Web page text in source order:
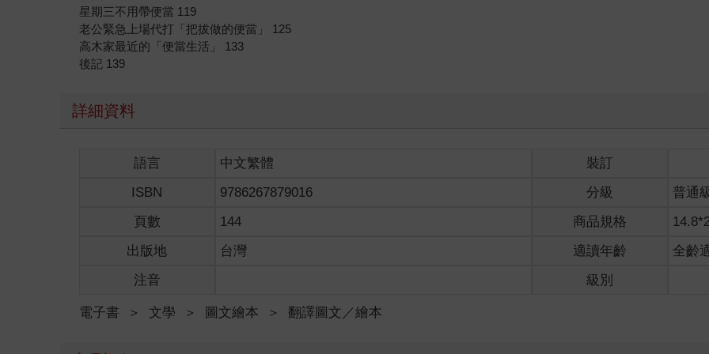
星期三不用帶便當 119
老公緊急上場代打「把拔做的便當」 125
高木家最近的「便當生活」 133
後記 139
詳細資料
語言 中文繁體
裝訂
ISBN
9786267879016 分級
普通
頁數
144 商品規格
出版地
台灣 適讀年齡
全齡
注音
級別
電子書 ＞ 文學 ＞ 圖文繪本 ＞ 翻譯圖文／繪本